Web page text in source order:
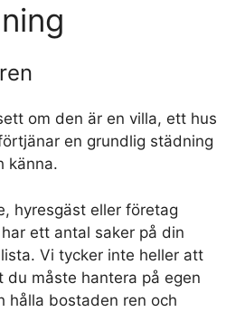
om den är en villa, ett hus
en grundlig städning
känna.
hyresgäst eller företag
ett antal saker på din
Vi tycker inte heller att
du måste hantera på egen
hålla bostaden ren och